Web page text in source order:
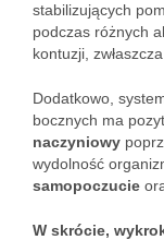
stabilizujących
podczas różnych
kontuzji,
Dodatkowo,
bocznych ma
naczyniowy
wydolność
samopoczucie
W skrócie,